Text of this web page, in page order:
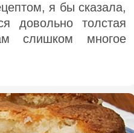
я бы сказала,
довольно толстая
слишком многое